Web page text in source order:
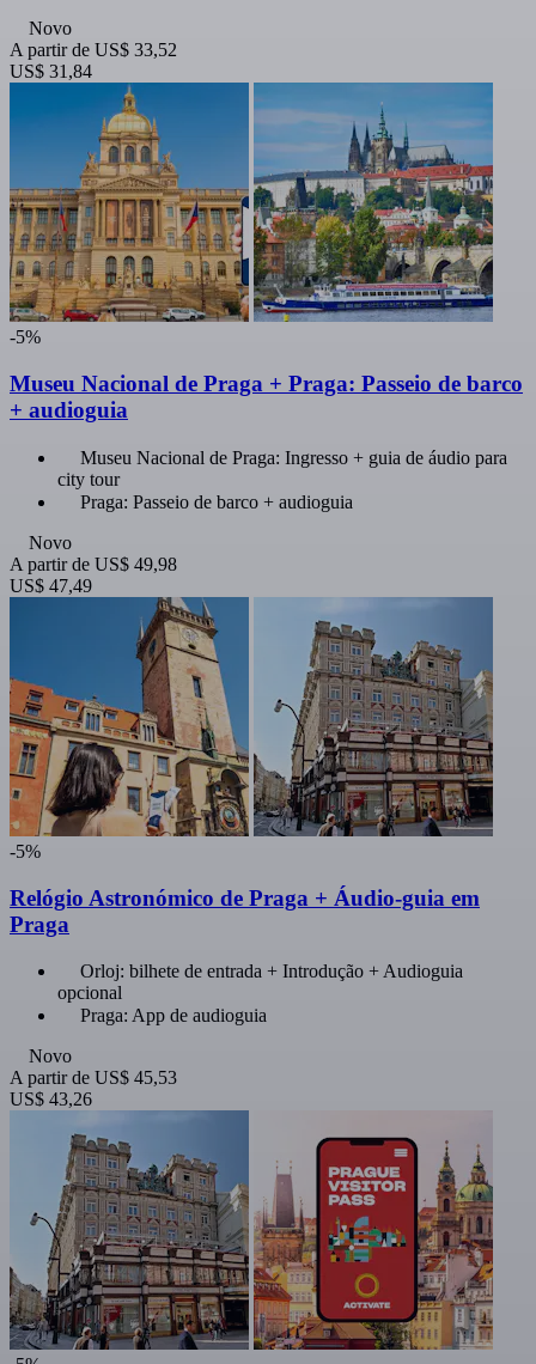
Novo
A partir de US$ 33,52
US$ 31,84
-5%
Museu Nacional de Praga + Praga: Passeio de barco
+ audioguia
Museu Nacional de Praga: Ingresso + guia de áudio para
city tour
Praga: Passeio de barco + audioguia
Novo
A partir de US$ 49,98
US$ 47,49
-5%
Relógio Astronómico de Praga + Áudio-guia em
Praga
Orloj: bilhete de entrada + Introdução + Audioguia
opcional
Praga: App de audioguia
Novo
A partir de US$ 45,53
US$ 43,26